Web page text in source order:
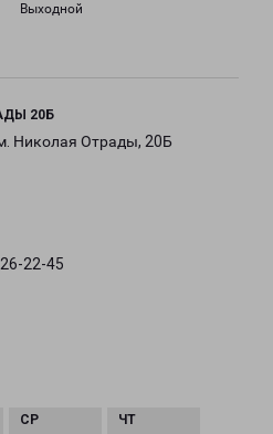
Выходной
20Б
Николая Отрады, 20Б
22-45